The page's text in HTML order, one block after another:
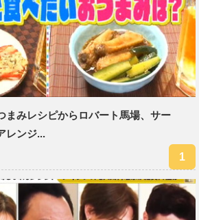
まみレシピからロバート馬場、サー
レンジ...